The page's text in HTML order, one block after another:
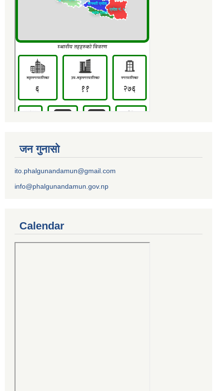
जन गुनासो
ito.phalgunandamun@gmail.com
info@phalgunandamun.gov.np
Calendar